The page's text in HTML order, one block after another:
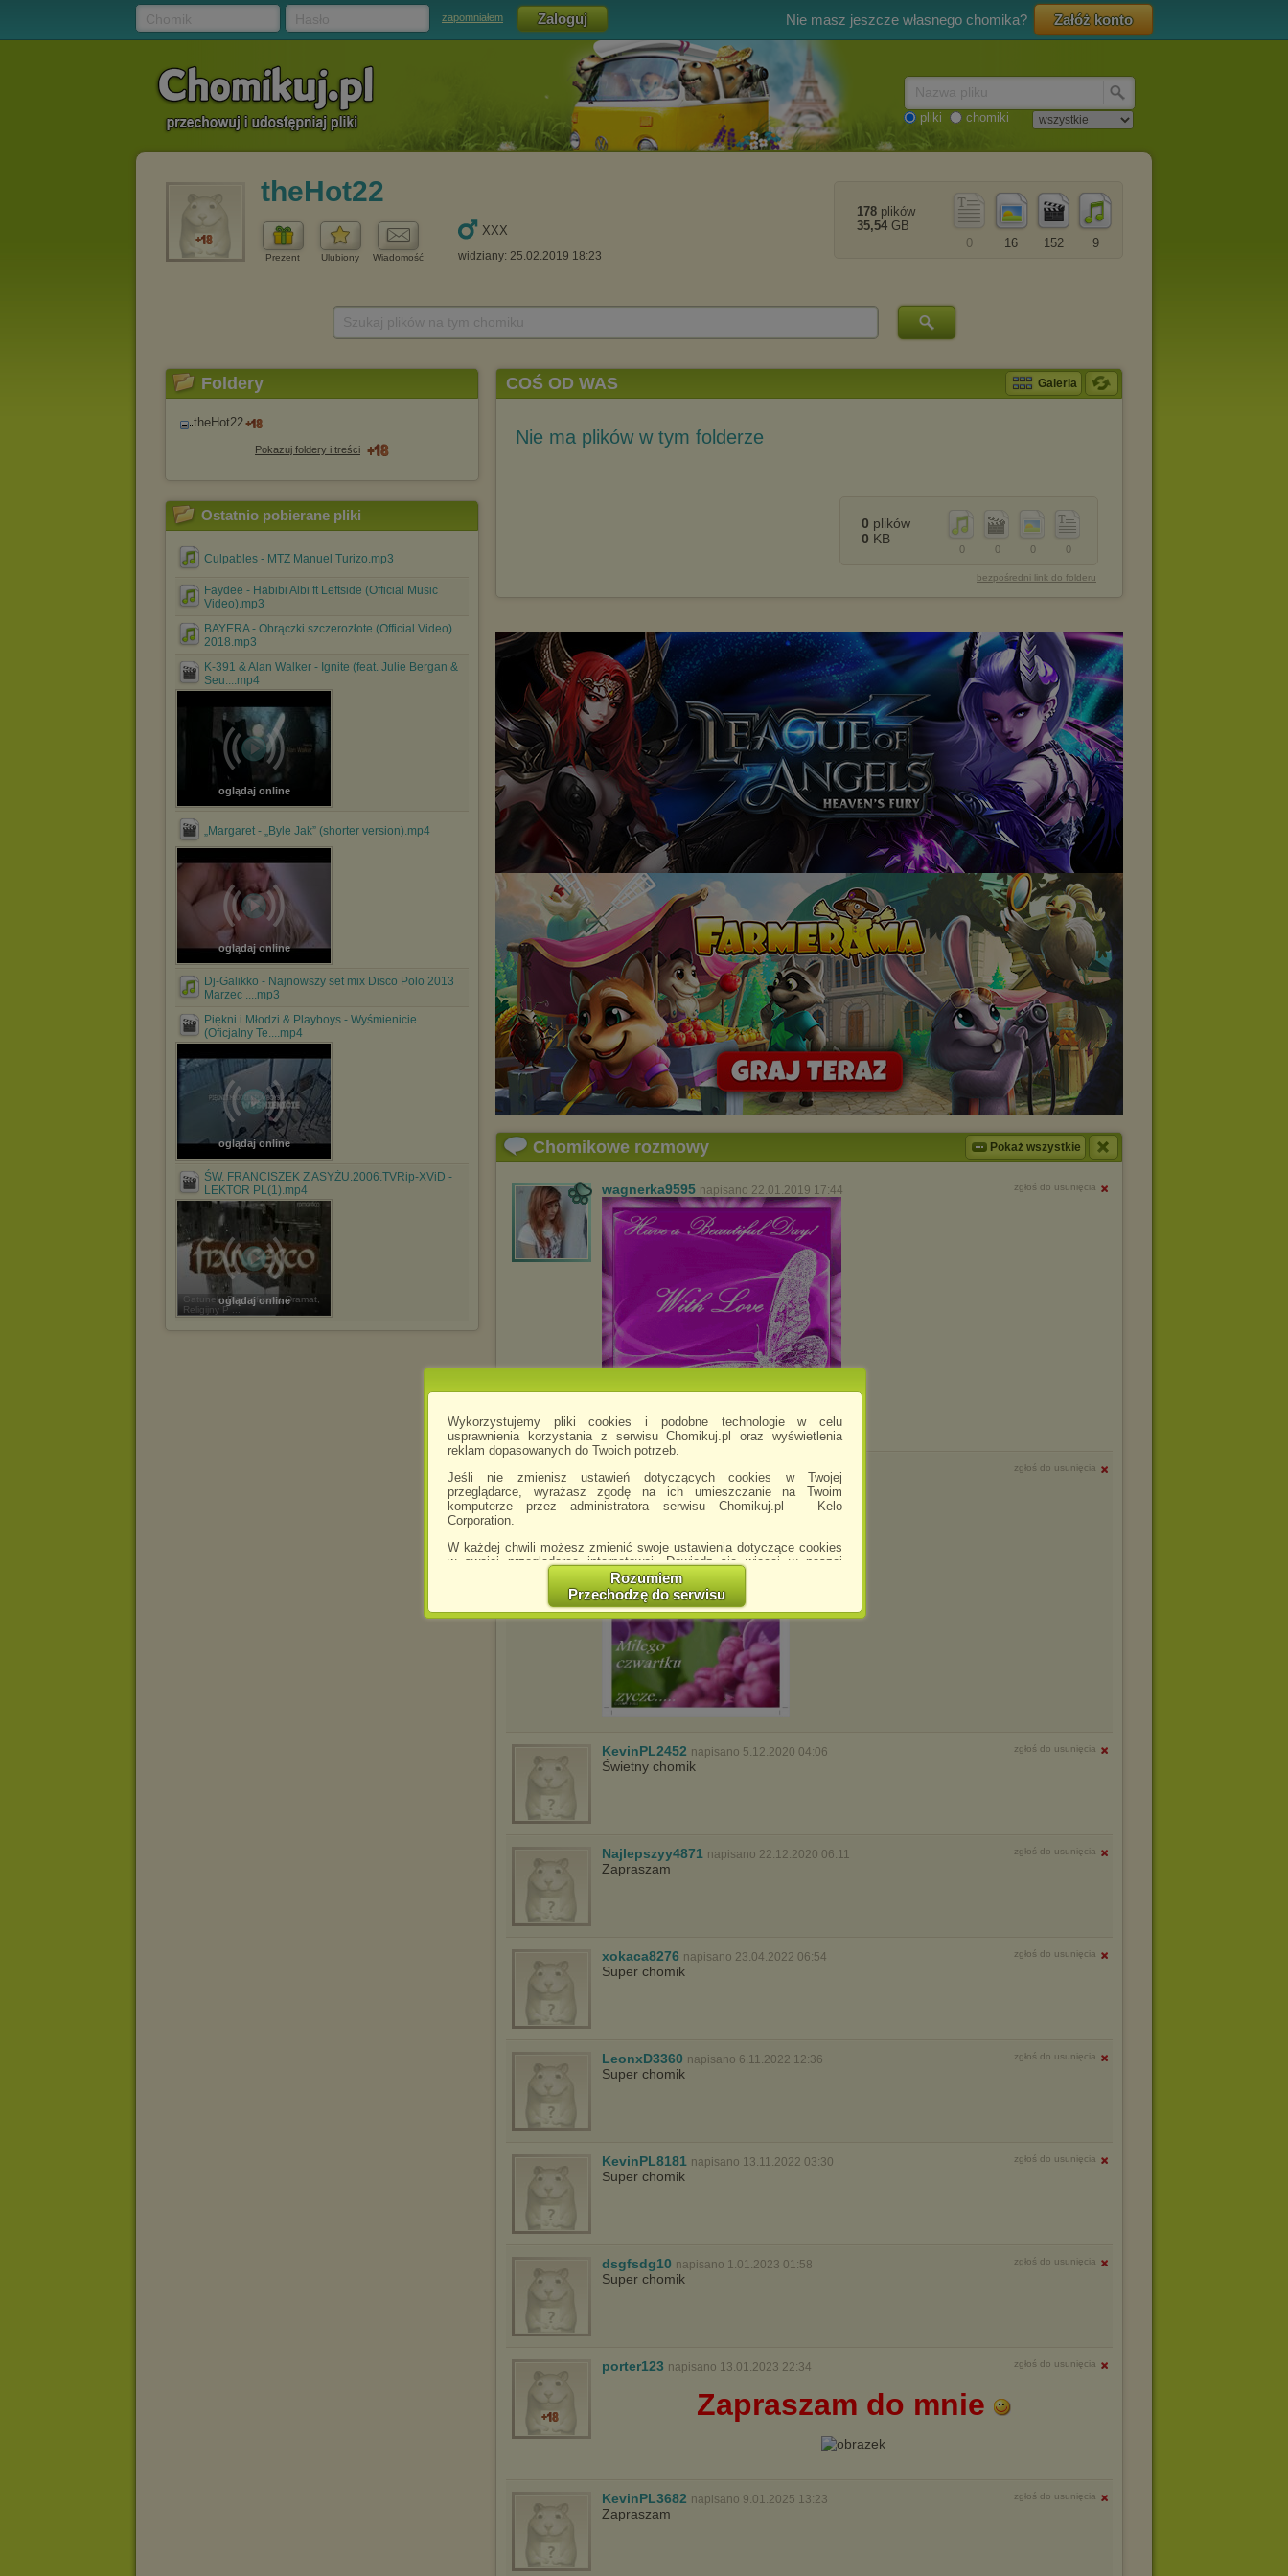
Wykorzystujemy pliki cookies i podobne technologie w celu
usprawnienia korzystania z serwisu Chomikuj.pl oraz wyświetlenia
reklam dopasowanych do Twoich potrzeb.
Jeśli nie zmienisz ustawień dotyczących cookies w Twojej
przeglądarce, wyrażasz zgodę na ich umieszczanie na Twoim
komputerze przez administratora serwisu Chomikuj.pl – Kelo
Corporation.
W każdej chwili możesz zmienić swoje ustawienia dotyczące cookies
w swojej przeglądarce internetowej. Dowiedz się więcej w naszej
http://chomikuj.pl/PolitykaPrywatnosci.aspx
Jednocześnie informujemy że zmiana ustawień przeglądarki może
spowodować ograniczenie korzystania ze strony Chomikuj.pl.
W przypadku braku twojej zgody na akceptację cookies niestety
prosimy o opuszczenie serwisu chomikuj.pl.
Wykorzystanie plików cookiesprzezZaufanych Partnerów
(dostosowanie reklam do Twoich potrzeb, analiza skuteczności działań
Wyrażenie sprzeciwu spowoduje, że wyświetlana Ci reklama nie
będzie dopasowana do Twoich preferencji, a będzie to reklama
wyświetlona przypadkowo.
Istnieje możliwość zmiany ustawień przeglądarki internetowej w
sposób uniemożliwiający przechowywanie plików cookies na
urządzeniu końcowym. Można również usunąć pliki cookies,
internetowej.
Pełną informację na ten temat znajdziesz pod adresem
http://chomikuj.pl/PolitykaPrywatnosci.aspx
Rozumiem
Przechodzę do serwisu
zapomniałem Nie masz jeszcze własnego chomika? Załóż konto
pliki chomiki
theHot22
Prezent Ulubiony Wiadomość
XXX
widziany: 25.02.2019 18:23
9
152
16
0
178 plików
35,54 GB
Foldery
theHot22
Pokazuj foldery i treści
Ostatnio pobierane pliki
Culpables - MTZ Manuel Turizo.mp3
Faydee - Habibi Albi ft Leftside (Official Music
Video).mp3
BAYERA - Obrączki szczerozłote (Official Video)
2018.mp3
K-391 & Alan Walker - Ignite (feat. Julie Bergan &
Seu....mp4
oglądaj online
„Margaret - „Byle Jak” (shorter version).mp4
oglądaj online
Dj-Galikko - Najnowszy set mix Disco Polo 2013
Marzec ....mp3
Piękni i Młodzi & Playboys - Wyśmienicie
(Oficjalny Te....mp4
oglądaj online
ŚW. FRANCISZEK Z ASYŻU.2006.TVRip-XViD -
LEKTOR PL(1).mp4
oglądaj online
Gatunek: Biograficzny, Dramat,
Religijny P ...
COŚ OD WAS Galeria
Nie ma plików w tym folderze
0
0
0
0
0 plików
0 KB
bezpośredni link do folderu
Chomikowe rozmowy Pokaż wszystkie
wagnerka9595 napisano 22.01.2019 17:44 zgłoś do usunięcia
wagnerka9595 napisano 15.08.2019 18:38 zgłoś do usunięcia
KevinPL2452 napisano 5.12.2020 04:06 zgłoś do usunięcia
Świetny chomik
Najlepszyy4871 napisano 22.12.2020 06:11 zgłoś do usunięcia
Zapraszam
xokaca8276 napisano 23.04.2022 06:54 zgłoś do usunięcia
Super chomik
LeonxD3360 napisano 6.11.2022 12:36 zgłoś do usunięcia
Super chomik
KevinPL8181 napisano 13.11.2022 03:30 zgłoś do usunięcia
Super chomik
dsgfsdg10 napisano 1.01.2023 01:58 zgłoś do usunięcia
Super chomik
porter123 napisano 13.01.2023 22:34 zgłoś do usunięcia
Zapraszam do mnie
KevinPL3682 napisano 9.01.2025 13:23 zgłoś do usunięcia
Zapraszam